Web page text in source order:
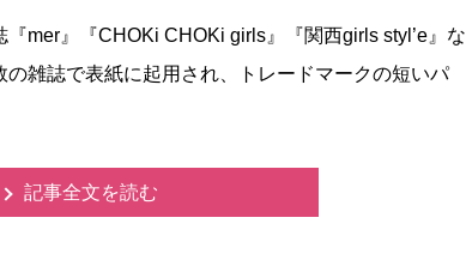
mer』『CHOKi CHOKi girls』『関西girls styl’e』な
の雑誌で表紙に起用され、トレードマークの短いパ
記事全文を読む